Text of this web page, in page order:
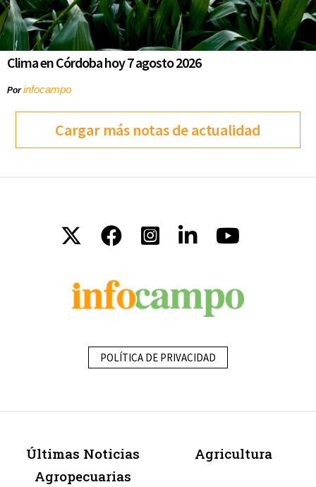
Clima en Córdoba hoy 7 agosto 2026
Porinfocampo
Cargar más notas de actualidad
POLÍTICA DE PRIVACIDAD
Últimas Noticias
Agropecuarias
Agricultura